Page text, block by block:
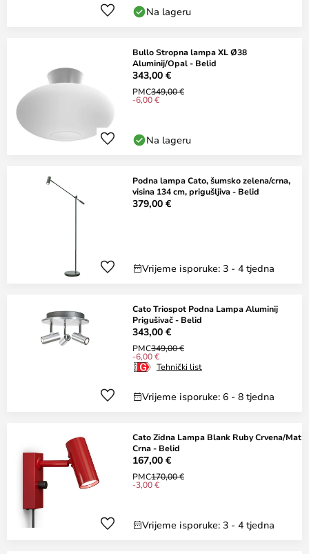
Na lageru
Bullo Stropna lampa XL Ø38
Aluminij/Opal - Belid
343,00 €
PMC349,00 €
-6,00 €
Na lageru
Podna lampa Cato, šumsko zelena/crna,
visina 134 cm, prigušljiva - Belid
379,00 €
Vrijeme isporuke: 3 - 4 tjedna
Cato Triospot Podna Lampa Aluminij
Prigušivač - Belid
343,00 €
PMC349,00 €
-6,00 €
Tehnički list
Vrijeme isporuke: 6 - 8 tjedna
Cato Zidna Lampa Blank Ruby Crvena/Mat
Crna - Belid
167,00 €
PMC170,00 €
-3,00 €
Vrijeme isporuke: 3 - 4 tjedna